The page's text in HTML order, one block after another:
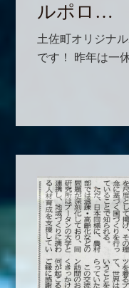
ルポロ…
土佐町オリジナ
です！ 昨年は一